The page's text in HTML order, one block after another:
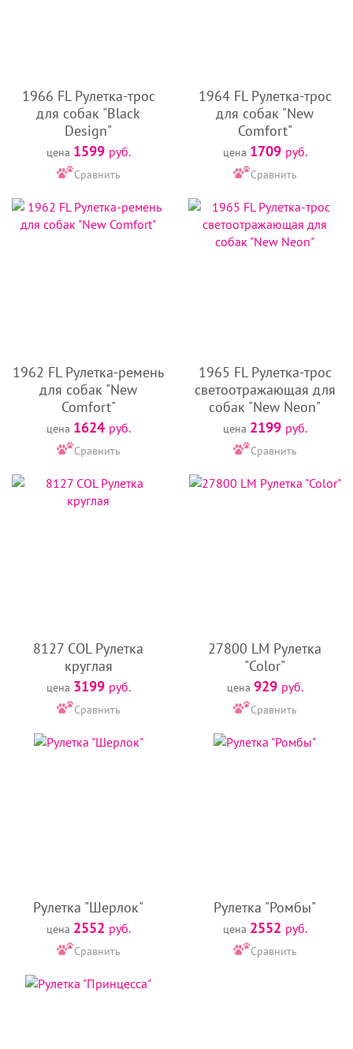
1966 FL Рулетка-трос
для собак "Black
Design"
цена 1599 руб.
Сравнить
1964 FL Рулетка-трос
для собак "New
Comfort"
цена 1709 руб.
Сравнить
1962 FL Рулетка-ремень
для собак "New
Comfort"
цена 1624 руб.
Сравнить
1965 FL Рулетка-трос
светоотражающая для
собак "New Neon"
цена 2199 руб.
Сравнить
8127 COL Рулетка
круглая
цена 3199 руб.
Сравнить
27800 LM Рулетка
"Color"
цена 929 руб.
Сравнить
Рулетка "Шерлок"
цена 2552 руб.
Сравнить
Рулетка "Ромбы"
цена 2552 руб.
Сравнить